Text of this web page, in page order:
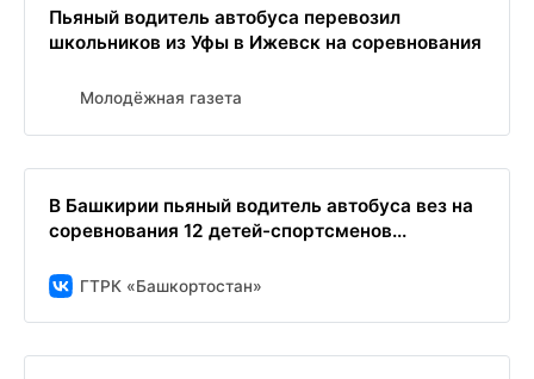
Пьяный водитель автобуса перевозил
школьников из Уфы в Ижевск на соревнования
Молодёжная газета
В Башкирии пьяный водитель автобуса вез на
соревнования 12 детей-спортсменов...
ГТРК «Башкортостан»